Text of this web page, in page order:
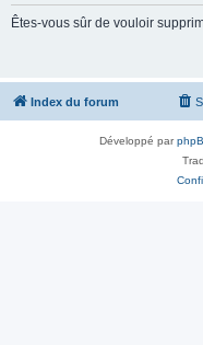
Êtes-vous sûr de vouloir
Index du forum
Développé par